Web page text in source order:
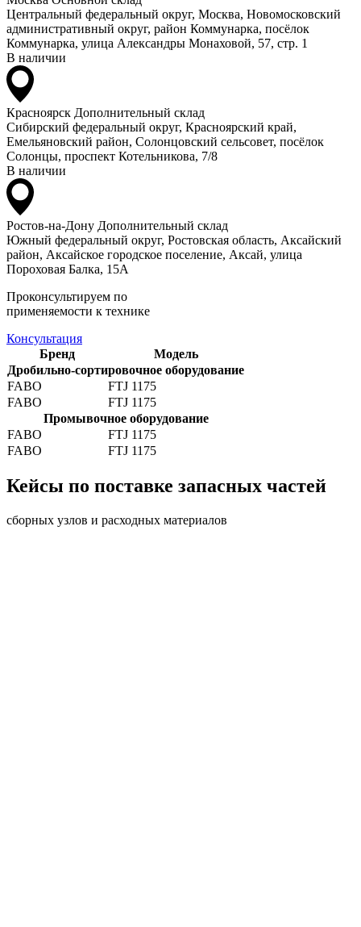
Центральный федеральный округ, Москва, Новомосковский
административный округ, район Коммунарка, посёлок
Коммунарка, улица Александры Монаховой, 57, стр. 1
В наличии
Красноярск Дополнительный склад
Сибирский федеральный округ, Красноярский край,
Емельяновский район, Солонцовский сельсовет, посёлок
Солонцы, проспект Котельникова, 7/8
В наличии
Ростов-на-Дону Дополнительный склад
Южный федеральный округ, Ростовская область, Аксайский
район, Аксайское городское поселение, Аксай, улица
Пороховая Балка, 15А
Проконсультируем по
применяемости к технике
Консультация
Бренд
Модель
Дробильно-сортировочное оборудование
FABO
FTJ 1175
FABO
FTJ 1175
Промывочное оборудование
FABO
FTJ 1175
FABO
FTJ 1175
Кейсы по поставке запасных частей
сборных узлов и расходных материалов